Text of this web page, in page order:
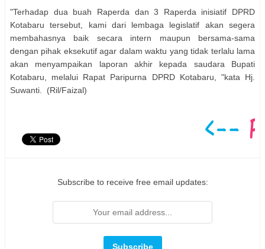
"Terhadap dua buah Raperda dan 3 Raperda inisiatif DPRD
Kotabaru tersebut, kami dari lembaga legislatif akan segera
membahasnya baik secara intern maupun bersama-sama
dengan pihak eksekutif agar dalam waktu yang tidak terlalu lama
akan menyampaikan laporan akhir kepada saudara Bupati
Kotabaru, melalui Rapat Paripurna DPRD Kotabaru, "kata Hj.
Suwanti. (Ril/Faizal)
Subscribe to receive free email updates: